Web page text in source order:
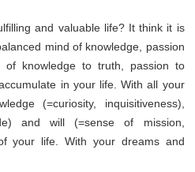
and valuable life? It think it is
mind of knowledge, passion
knowledge to truth, passion to
in your life. With all your
(=curiosity, inquisitiveness),
and will (=sense of mission,
your life. With your dreams and